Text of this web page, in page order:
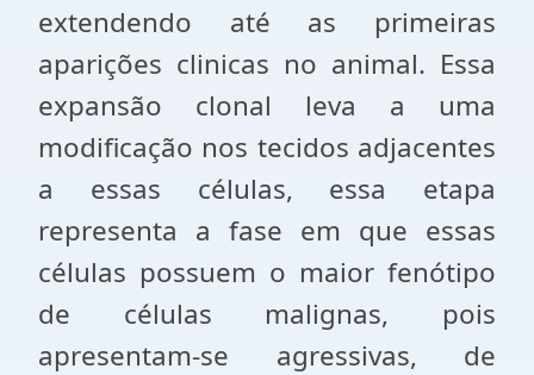
extendendo até as primeiras
aparições clinicas no animal. Essa
expansão clonal leva a uma
modificação nos tecidos adjacentes
a essas células, essa etapa
representa a fase em que essas
células possuem o maior fenótipo
de células malignas, pois
apresentam-se agressivas, de